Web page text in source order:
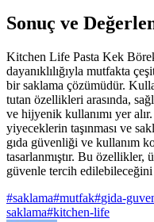
Sonuç ve
Kitchen Life Pasta Kek
dayanıklılığıyla mutfakta
bir saklama çözümüdür.
tutan özellikleri arasında,
ve hijyenik kullanımı yer
yiyeceklerin taşınması ve
gıda güvenliği ve kullanım
tasarlanmıştır. Bu özellikler,
güvenle tercih edilebileceğini
#saklama#mutfak#gida-
saklama#kitchen-life